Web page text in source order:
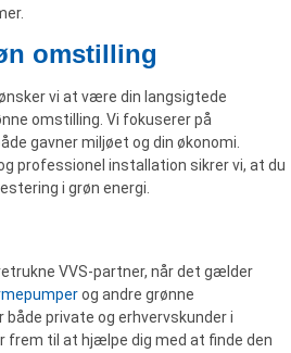
omstilling
vi at være din langsigtede
omstilling. Vi fokuserer på
gavner miljøet og din økonomi.
professionel installation sikrer vi, at du
i grøn energi.
VVS-partner, når det gælder
og andre grønne
både private og erhvervskunder i
frem til at hjælpe dig med at finde den